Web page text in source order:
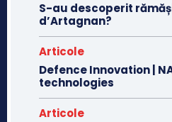
S-au descoperit
d’Artagnan?
Articole
Defence Innovation |
technologies
Articole